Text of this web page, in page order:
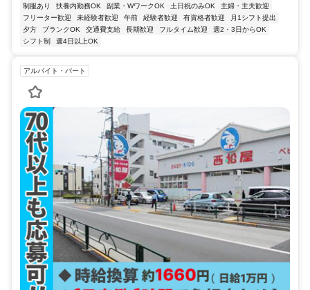
制服あり 扶養内勤務OK 副業・WワークOK 土日祝のみOK
主婦・主夫歓迎
フリーター歓迎
未経験者歓迎 午前 経験者歓迎 有資格者歓迎
月1シフト提出
夕方
ブランクOK 交通費支給 長期歓迎 フルタイム歓迎
週2・3日からOK
シフト制
週4日以上OK
アルバイト・パート